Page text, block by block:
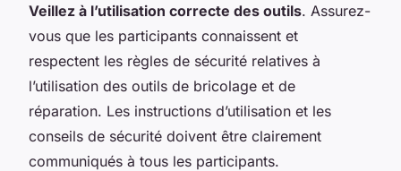
Veillez à l’utilisation correcte des outils. Assurez-
vous que les participants connaissent et
respectent les règles de sécurité relatives à
l’utilisation des outils de bricolage et de
réparation. Les instructions d’utilisation et les
conseils de sécurité doivent être clairement
communiqués à tous les participants.